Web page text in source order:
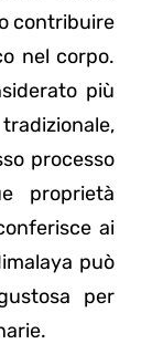
contribuire
nel corpo.
più
processo
proprietà
ai
può
per